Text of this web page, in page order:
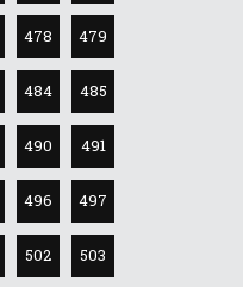
478 479
484 485
490 491
496 497
502 503